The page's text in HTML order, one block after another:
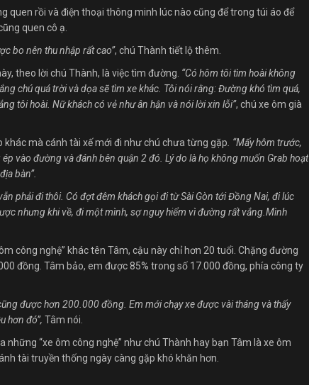
quen rồi và điện thoại thông minh lúc nào cũng để trong túi áo để
quen cô ạ.
bo nên thu nhập rất cao”, chú Thành tiết lộ thêm.
theo lời chú Thành, là việc tìm đường. “Có hôm tôi tìm hoài không
chú quá trời và dọa sẽ tìm xe khác. Tôi nói rằng: Đường khó tìm quá,
tôi hoài. Nữ khách có vẻ như ân hận và nói lời xin lỗi”, chú xe ôm già
mà cánh tài xế mới đi như chú chưa từng gặp . “Mấy hôm trước,
vào đường và đánh bên quận 2 đó. Lý do là họ không muốn Grab hoạt
bàn”.
phải đi thôi. Có đợt đêm khách gọi đi từ Sài Gòn tới Đồng Nai, đi lúc
nhưng khi về, đi một mình, sợ nguy hiểm vì đường rất vắng.Mình
công nghệ” khác tên Tâm, cậu này chỉ hơn 20 tuổi. Chặng đường
đồng. Tâm bảo, em được 85% trong số 17.000 đồng, phía công ty
được hơn 200.000 đồng. Em mới chạy xe được vài tháng và thấy
hơn đó”, Tâm nói.
“xe ôm công nghệ” như chú Thành hay bạn Tâm là xe ôm
tài truyền thống ngày càng gặp khó khăn hơn.